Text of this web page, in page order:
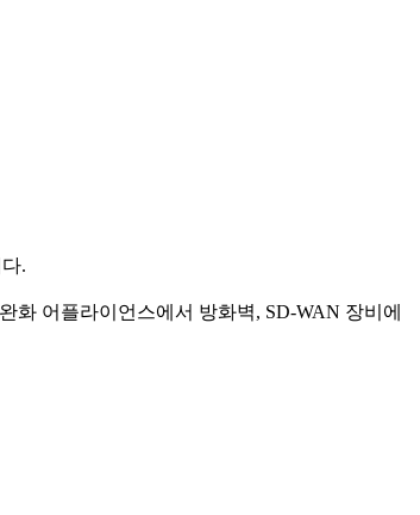
.
화 어플라이언스에서 방화벽, SD-WAN 장비에